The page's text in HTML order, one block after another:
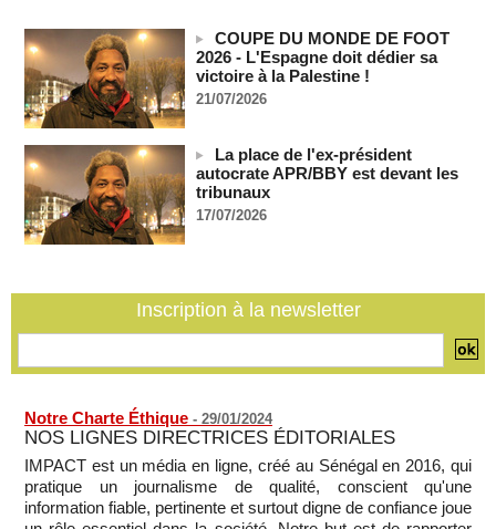
tensions politiques
06/08/2026 -
Bénin: le nouveau Sénat élit son premier président
06/08/2026 -
La Centrafrique et le Cameroun apaisent les tensions après
un incident frontalier
06/08/2026 -
Vu & Lu sur X - Donald Trump dans le piège à milliards de la
BBC
06/08/2026 -
COUPE DU MONDE DE FOOT
2026 - L'Espagne doit dédier sa
victoire à la Palestine !
21/07/2026
La place de l'ex-président
autocrate APR/BBY est devant les
tribunaux
17/07/2026
Inscription à la newsletter
Notre Charte Éthique - 29/01/2024
NOS LIGNES DIRECTRICES ÉDITORIALES
IMPACT est un média en ligne, créé au Sénégal en 2016, qui
pratique un journalisme de qualité, conscient qu'une
information fiable, pertinente et surtout digne de confiance joue